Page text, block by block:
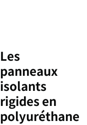
Les
panneaux
isolants
rigides en
polyuréthane